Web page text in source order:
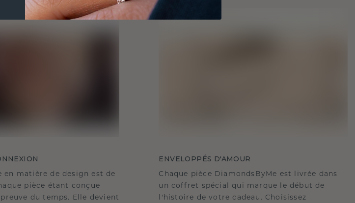
en matière de design est de
pièce étant conçue
du temps. Elle devient
ENVELOPPÉS D'AMOUR
Chaque pièce DiamondsByMe est livrée dans
un coffret spécial qui marque le début de
l'histoire de votre cadeau. Choisissez